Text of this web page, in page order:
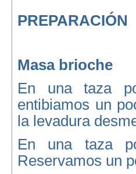
PREPARACIÓN
Masa brioche
En una taza
entibiamos un
la levadura
En una taza
Reservamos un